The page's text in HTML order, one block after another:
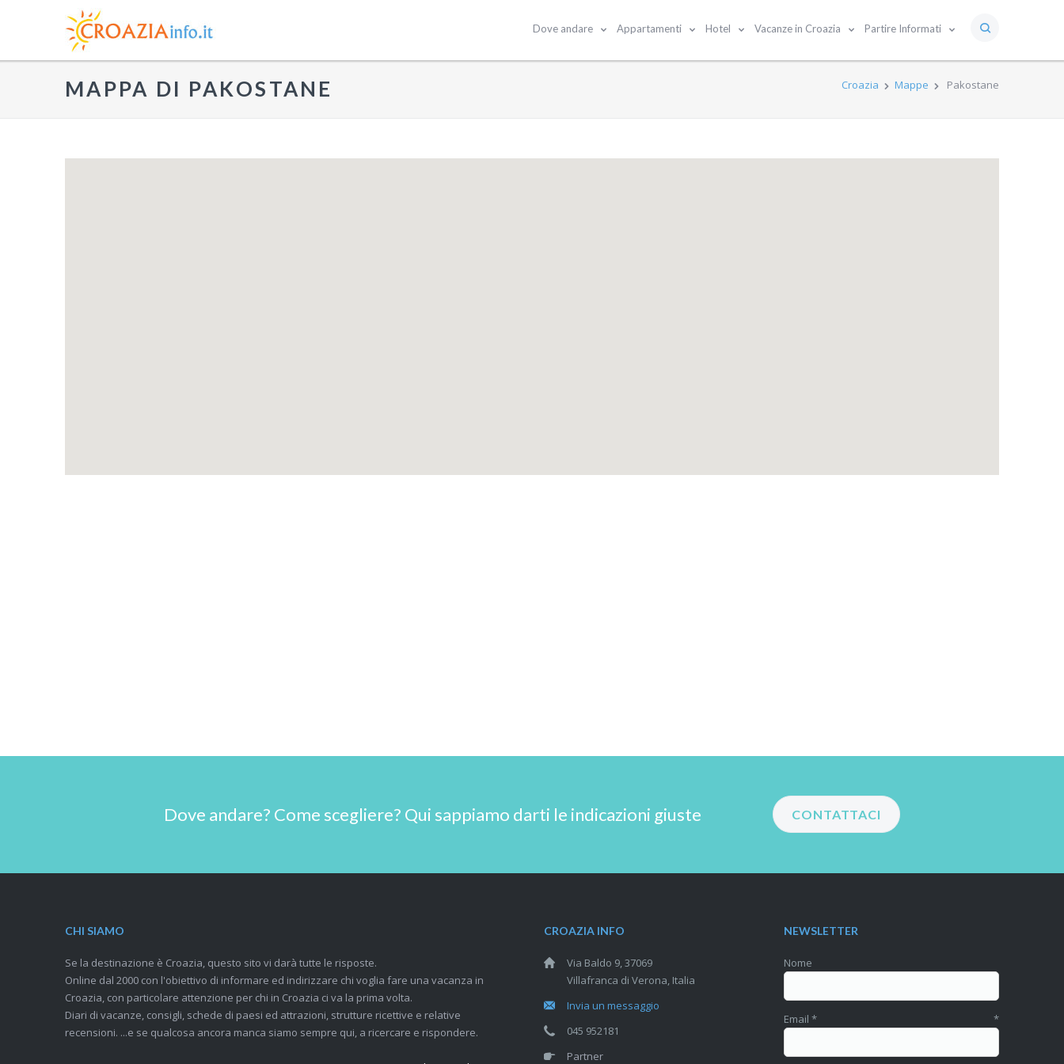
Dove andare Appartamenti Hotel Vacanze in Croazia Partire Informati
MAPPA DI PAKOSTANE Croazia Mappe Pakostane
Dove andare? Come scegliere? Qui sappiamo darti le indicazioni giuste CONTATTACI
CHI SIAMO
Se la destinazione è Croazia, questo sito vi darà tutte le risposte.
Online dal 2000 con l'obiettivo di informare ed indirizzare chi voglia fare una vacanza in
Croazia, con particolare attenzione per chi in Croazia ci va la prima volta.
Diari di vacanze, consigli, schede di paesi ed attrazioni, strutture ricettive e relative
recensioni. ...e se qualcosa ancora manca siamo sempre qui, a ricercare e rispondere.
CROAZIA INFO
Via Baldo 9, 37069
Villafranca di Verona, Italia
Invia un messaggio
045 952181
Partner
NEWSLETTER
Nome
*
Email *